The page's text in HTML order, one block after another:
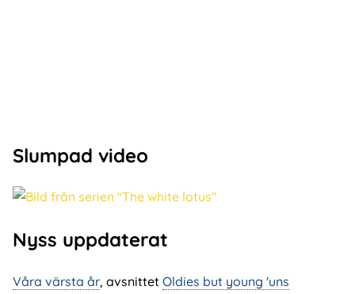
Slumpad video
Nyss uppdaterat
Våra värsta år, avsnittet Oldies but young 'uns